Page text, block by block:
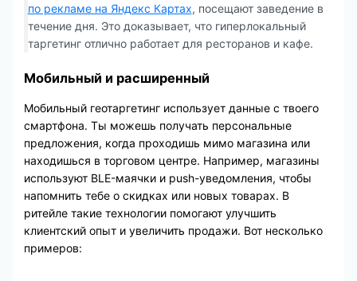
по рекламе на Яндекс Картах, посещают заведение в
течение дня. Это доказывает, что гиперлокальный
таргетинг отлично работает для ресторанов и кафе.
Мобильный и расширенный
Мобильный геотаргетинг использует данные с твоего
смартфона. Ты можешь получать персональные
предложения, когда проходишь мимо магазина или
находишься в торговом центре. Например, магазины
используют BLE-маячки и push-уведомления, чтобы
напомнить тебе о скидках или новых товарах. В
ритейле такие технологии помогают улучшить
клиентский опыт и увеличить продажи. Вот несколько
примеров: